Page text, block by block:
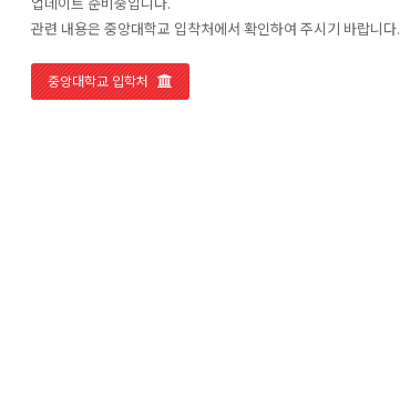
관련 내용은 중앙대학교 입착처에서 확인하여 주시기 바랍니다.
중앙대학교 입학처